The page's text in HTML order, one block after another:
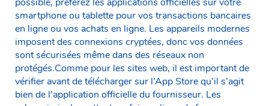
smartphone ou tablette pour vos transactions bancaires
en ligne ou vos achats en ligne. Les appareils modernes
imposent des connexions cryptées, donc vos données
sont sécurisées même dans des réseaux non
protégés.Comme pour les sites web, il est important de
vérifier avant de télécharger sur l’App Store qu’il s’agit
bien de l’application officielle du fournisseur. Les